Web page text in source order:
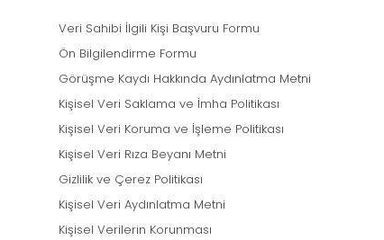
Veri Sahibi İlgili Kişi Başvuru Formu
Ön Bilgilendirme Formu
Görüşme Kaydı Hakkında Aydınlatma Metni
Kişisel Veri Saklama ve İmha Politikası
Kişisel Veri Koruma ve İşleme Politikası
Kişisel Veri Rıza Beyanı Metni
Gizlilik ve Çerez Politikası
Kişisel Veri Aydınlatma Metni
Kişisel Verilerin Korunması